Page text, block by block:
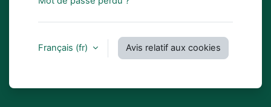
Français ‎(fr)‎ Avis relatif aux cookies